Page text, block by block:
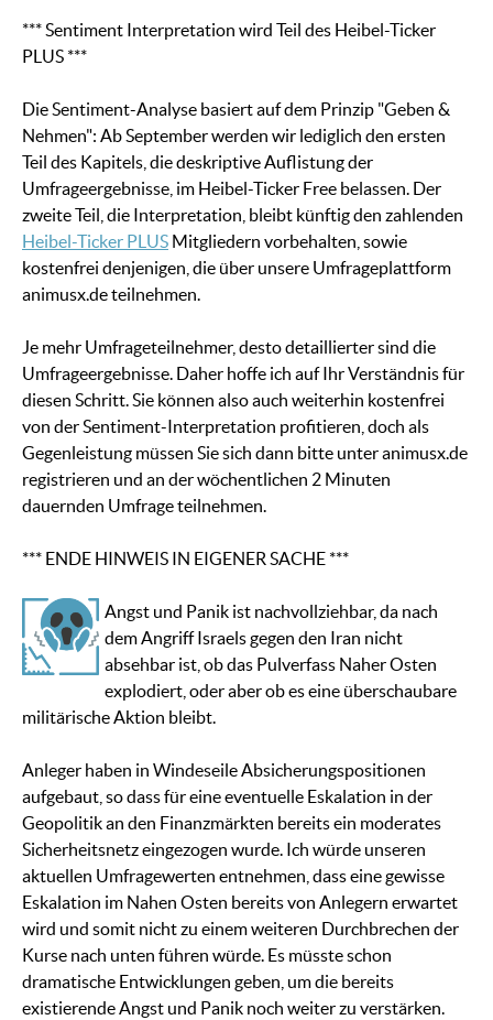
*** Sentiment Interpretation wird Teil des Heibel-Ticker
PLUS ***
Die Sentiment-Analyse basiert auf dem Prinzip "Geben &
Nehmen": Ab September werden wir lediglich den ersten
Teil des Kapitels, die deskriptive Auflistung der
Umfrageergebnisse, im Heibel-Ticker Free belassen. Der
zweite Teil, die Interpretation, bleibt künftig den zahlenden
Heibel-Ticker PLUS Mitgliedern vorbehalten, sowie
kostenfrei denjenigen, die über unsere Umfrageplattform
animusx.de teilnehmen.
Je mehr Umfrageteilnehmer, desto detaillierter sind die
Umfrageergebnisse. Daher hoffe ich auf Ihr Verständnis für
diesen Schritt. Sie können also auch weiterhin kostenfrei
von der Sentiment-Interpretation profitieren, doch als
Gegenleistung müssen Sie sich dann bitte unter animusx.de
registrieren und an der wöchentlichen 2 Minuten
dauernden Umfrage teilnehmen.
*** ENDE HINWEIS IN EIGENER SACHE ***
Angst und Panik ist nachvollziehbar, da nach
dem Angriff Israels gegen den Iran nicht
absehbar ist, ob das Pulverfass Naher Osten
explodiert, oder aber ob es eine überschaubare
militärische Aktion bleibt.
Anleger haben in Windeseile Absicherungspositionen
aufgebaut, so dass für eine eventuelle Eskalation in der
Geopolitik an den Finanzmärkten bereits ein moderates
Sicherheitsnetz eingezogen wurde. Ich würde unseren
aktuellen Umfragewerten entnehmen, dass eine gewisse
Eskalation im Nahen Osten bereits von Anlegern erwartet
wird und somit nicht zu einem weiteren Durchbrechen der
Kurse nach unten führen würde. Es müsste schon
dramatische Entwicklungen geben, um die bereits
existierende Angst und Panik noch weiter zu verstärken.